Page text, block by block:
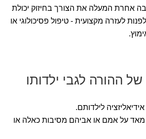
אחרת המעלה את הצורך בחיזוק יכולת
לעזרה מקצועית - טיפול פסיכולוגי או
ההורה לגבי ילדותו
לילדותם.
מאד על אמם או אביהם מסיבות כאלה או